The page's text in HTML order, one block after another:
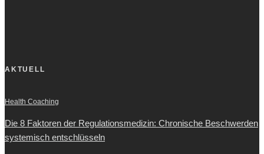
AKTUELL
Health Coaching
Die 8 Faktoren der Regulationsmedizin: Chronische Beschwerden
systemisch entschlüsseln